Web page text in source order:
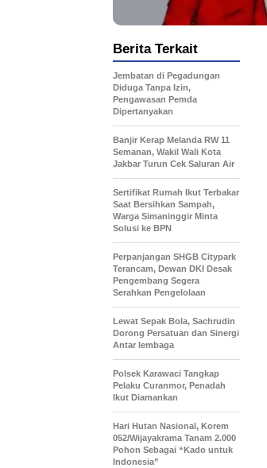
Berita Terkait
Jembatan di Pegadungan
Diduga Tanpa Izin,
Pengawasan Pemda
Dipertanyakan
Banjir Kerap Melanda RW 11
Semanan, Wakil Wali Kota
Jakbar Turun Cek Saluran Air
Sertifikat Rumah Ikut Terbakar
Saat Bersihkan Sampah,
Warga Simaninggir Minta
Solusi ke BPN
Perpanjangan SHGB Citypark
Terancam, Dewan DKI Desak
Pengembang Segera
Serahkan Pengelolaan
Lewat Sepak Bola, Sachrudin
Dorong Persatuan dan Sinergi
Antar lembaga
Polsek Karawaci Tangkap
Pelaku Curanmor, Penadah
Ikut Diamankan
Hari Hutan Nasional, Korem
052/Wijayakrama Tanam 2.000
Pohon Sebagai “Kado untuk
Indonesia”